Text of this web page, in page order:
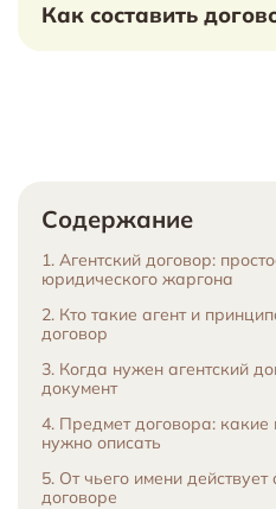
Как составить
Содержание
1. Агентский договор:
юридического жаргона
2. Кто такие агент и
договор
3. Когда нужен агентский
документ
4. Предмет договора: какие
нужно описать
5. От чьего имени
договоре